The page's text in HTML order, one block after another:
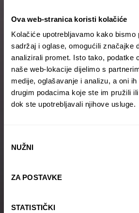
Ova web-stranica koristi kolačiće
Kolačiće upotrebljavamo kako bismo
sadržaj i oglase, omogućili značajke
analizirali promet. Isto tako, podatke
naše web-lokacije dijelimo s
medije, oglašavanje i analizu, a oni
drugim podacima koje ste im pružili
dok ste upotrebljavali njihove usluge.
pristanka
NUŽNI
ZA POSTAVKE
STATISTIČKI